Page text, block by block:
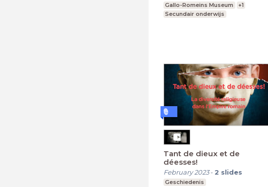
Gallo-Romeins Museum
+1
Secundair onderwijs
Tant de dieux et de
déesses!
February 2023- 2 slides
Geschiedenis